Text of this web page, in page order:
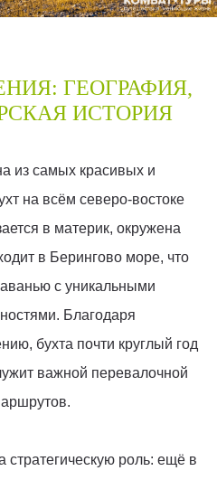
ГЕОГРАФИЯ,
ИСТОРИЯ
из самых красивых и
на всём северо-востоке
в материк, окружена
в Берингово море, что
с уникальными
Благодаря
бухта почти круглый год
важной перевалочной
стратегическую роль: ещё в